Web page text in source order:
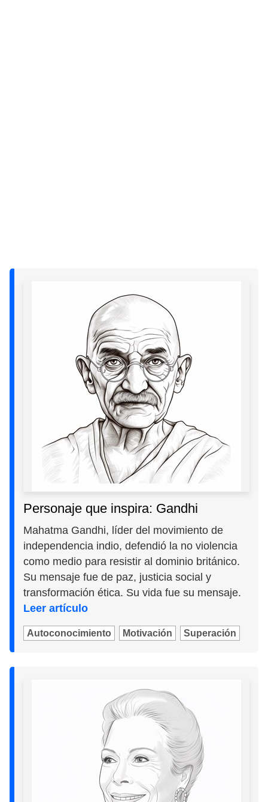
Personaje que inspira: Gandhi
Mahatma Gandhi, líder del movimiento de
independencia indio, defendió la no violencia
como medio para resistir al dominio británico.
Su mensaje fue de paz, justicia social y
transformación ética. Su vida fue su mensaje.
Leer artículo
Autoconocimiento Motivación Superación